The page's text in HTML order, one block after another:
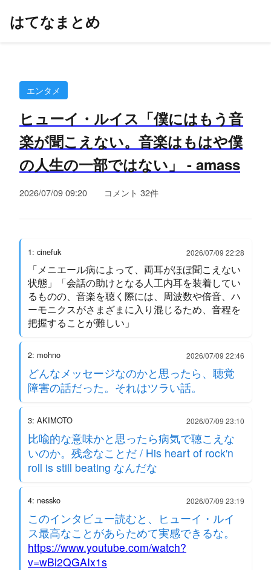
はてなまとめ
エンタメ
ヒューイ・ルイス「僕にはもう音
楽が聞こえない。音楽はもはや僕
の人生の一部ではない」 - amass
2026/07/09 09:20 コメント 32件
1: cinefuk 2026/07/09 22:28
「メニエール病によって、両耳がほぼ聞こえない
状態」「会話の助けとなる人工内耳を装着してい
るものの、音楽を聴く際には、周波数や倍音、ハ
ーモニクスがさまざまに入り混じるため、音程を
把握することが難しい」
2: mohno 2026/07/09 22:46
どんなメッセージなのかと思ったら、聴覚
障害の話だった。それはツラい話。
3: AKIMOTO 2026/07/09 23:10
比喩的な意味かと思ったら病気で聴こえな
いのか。残念なことだ / His heart of rock'n
roll is still beating なんだな
4: nessko 2026/07/09 23:19
このインタビュー読むと、ヒューイ・ルイ
ス最高なことがあらためて実感できるな。
https://www.youtube.com/watch?
v=wBl2QGAIx1s